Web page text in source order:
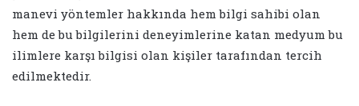
manevi yöntemler hakkında hem bilgi sahibi olan
hem de bu bilgilerini deneyimlerine katan medyum bu
ilimlere karşı bilgisi olan kişiler tarafından tercih
edilmektedir.